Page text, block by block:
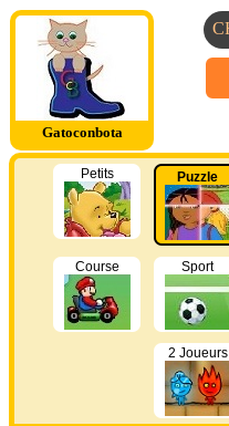
Gatoconbota
Petits Puzzle
Course Sport
2 Joueurs